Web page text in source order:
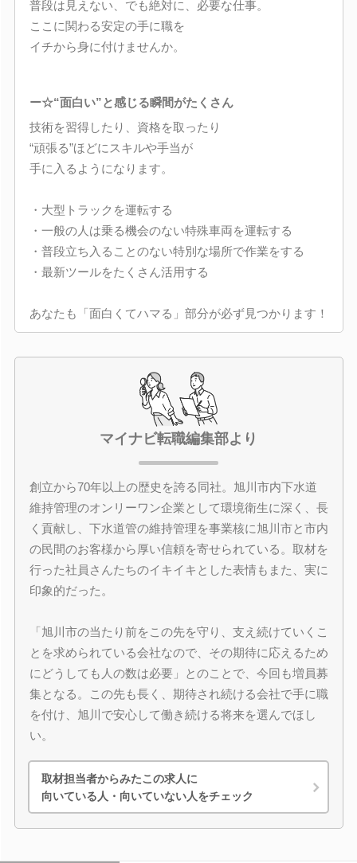
普段は見えない、でも絶対に、必要な仕事。
ここに関わる安定の手に職を
イチから身に付けませんか。
ー☆“面白い”と感じる瞬間がたくさん
技術を習得したり、資格を取ったり
“頑張る”ほどにスキルや手当が
手に入るようになります。
・大型トラックを運転する
・一般の人は乗る機会のない特殊車両を運転する
・普段立ち入ることのない特別な場所で作業をする
・最新ツールをたくさん活用する
あなたも「面白くてハマる」部分が必ず見つかります！
マイナビ転職編集部より
創立から70年以上の歴史を誇る同社。旭川市内下水道
維持管理のオンリーワン企業として環境衛生に深く、長
く貢献し、下水道管の維持管理を事業核に旭川市と市内
の民間のお客様から厚い信頼を寄せられている。取材を
行った社員さんたちのイキイキとした表情もまた、実に
印象的だった。
「旭川市の当たり前をこの先を守り、支え続けていくこ
とを求められている会社なので、その期待に応えるため
にどうしても人の数は必要」とのことで、今回も増員募
集となる。この先も長く、期待され続ける会社で手に職
を付け、旭川で安心して働き続ける将来を選んでほし
い。
取材担当者からみたこの求人に
向いている人・向いていない人をチェック